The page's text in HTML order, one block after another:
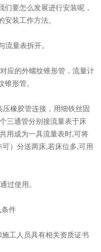
要怎么发展进行安装呢，
装工作方法。
流量表拆开。
应的外螺纹锥形管，流量计
形管。
橡胶管连接，用细铁丝固
三通管分别接流量表于床
用成为一具流量表时,可将
）分送两床,若床位多,可用
过使用。
件
工人员具有相关资质证书